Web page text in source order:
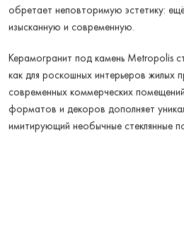
обретает неповторимую эстетику:
изысканную и современную.
Керамогранит под камень Metropolis
как для роскошных интерьеров жилых
современных коммерческих
форматов и декоров дополняет
имитирующий необычные стеклянные